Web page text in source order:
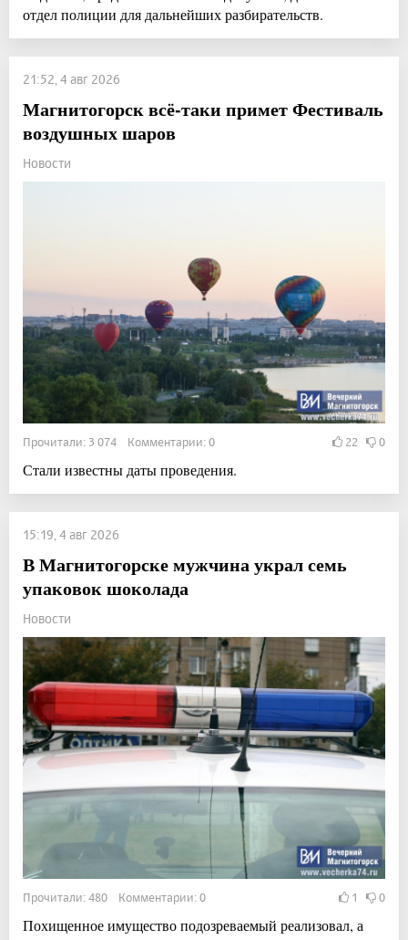
отдел полиции для дальнейших разбирательств.
21:52, 4 авг 2026
Магнитогорск всё-таки примет Фестиваль
воздушных шаров
Новости
Прочитали: 3 074 Комментарии: 0 22 0
Стали известны даты проведения.
15:19, 4 авг 2026
В Магнитогорске мужчина украл семь
упаковок шоколада
Новости
Прочитали: 480 Комментарии: 0 1 0
Похищенное имущество подозреваемый реализовал, а